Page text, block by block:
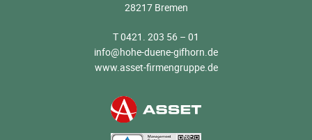
28217 Bremen
T 0421. 203 56 – 01
info@hohe-duene-gifhorn.de
www.asset-firmengruppe.de